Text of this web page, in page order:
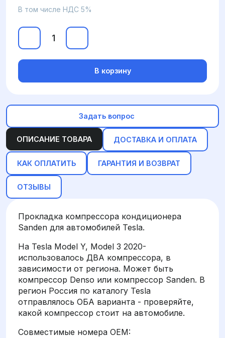
ОПИСАНИЕ ТОВАРА ДОСТАВКА И ОПЛАТА
КАК ОПЛАТИТЬ ГАРАНТИЯ И ВОЗВРАТ
ОТЗЫВЫ
Прокладка компрессора кондиционера
Sanden для автомобилей Tesla.
На Tesla Model Y, Model 3 2020-
использовалось ДВА компрессора, в
зависимости от региона. Может быть
компрессор Denso или компрессор Sanden. В
регион Россия по каталогу Tesla
отправлялось ОБА варианта - проверяйте,
какой компрессор стоит на автомобиле.
Совместимые номера OEM:
В том числе НДС 5%
В корзину
Задать вопрос